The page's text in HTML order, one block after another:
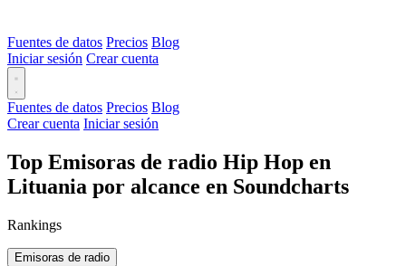
Fuentes de datos Precios Blog
Iniciar sesión Crear cuenta
Fuentes de datos Precios Blog
Crear cuenta Iniciar sesión
Top Emisoras de radio Hip Hop en
Lituania por alcance en Soundcharts
Rankings
Emisoras de radio